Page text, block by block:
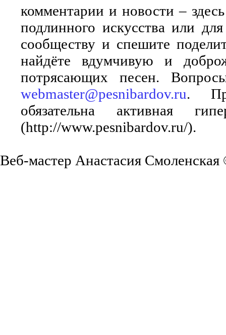
комментарии и новости –
подлинного искусства или
сообществу и спешите
найдёте вдумчивую и
потрясающих песен.
webmaster@pesnibardov.ru.
обязательна активная
(http://www.pesnibardov.ru/).
Веб-мастер Анастасия